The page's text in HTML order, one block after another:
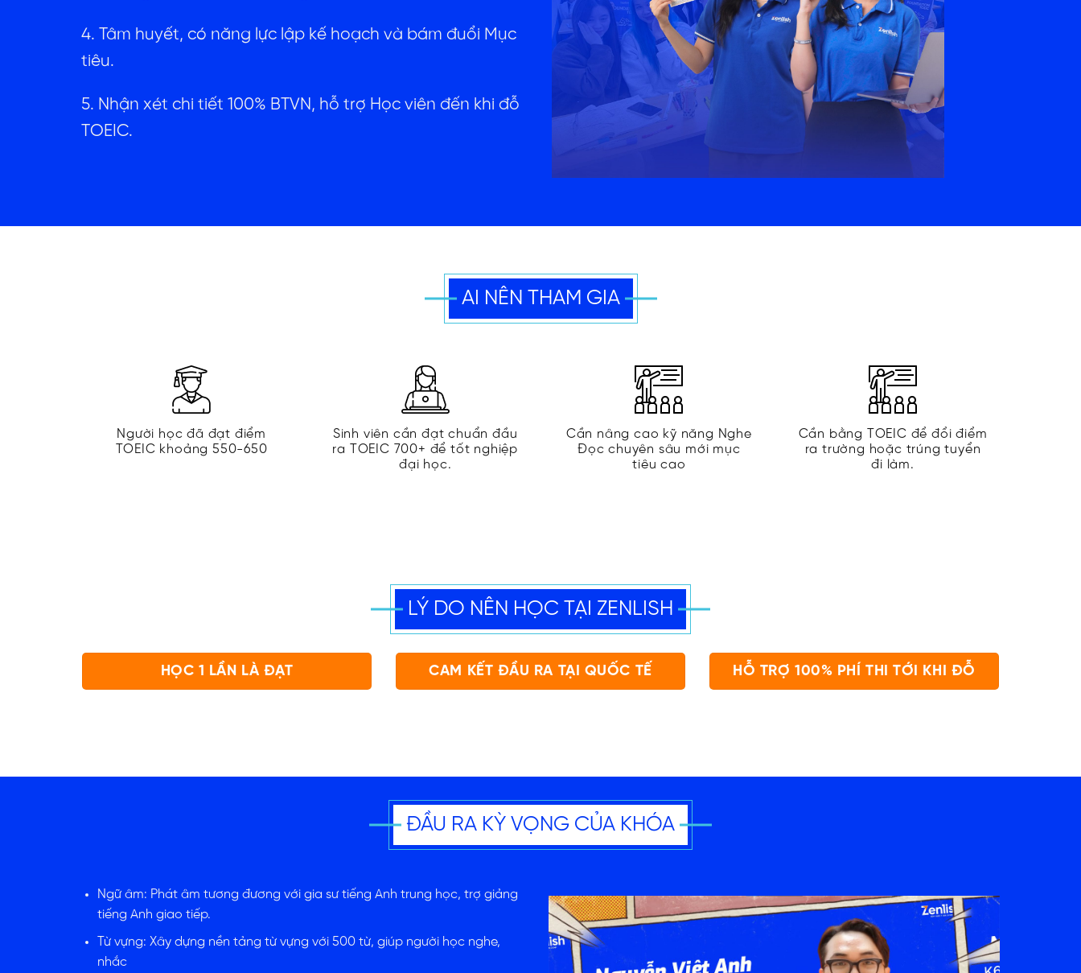
4. Tâm huyết, có năng lực lập kế hoạch và bám đuổi Mục
tiêu.
5. Nhận xét chi tiết 100% BTVN, hỗ trợ Học viên đến khi đỗ
TOEIC.
AI NÊN THAM GIA
Người học đã đạt điểm
TOEIC khoảng 550-650
Sinh viên cần đạt chuẩn đầu
ra TOEIC 700+ để tốt nghiệp
đại học.
Cần nâng cao kỹ năng Nghe
Đọc chuyên sâu mới mục
tiêu cao
Cần bằng TOEIC để đổi điểm
ra trường hoặc trúng tuyển
đi làm.
LÝ DO NÊN HỌC TẠI ZENLISH
HỌC 1 LẦN LÀ ĐẠT CAM KẾT ĐẦU RA TẠI QUỐC TẾ HỖ TRỢ 100% PHÍ THI TỚI KHI ĐỖ
ĐẦU RA KỲ VỌNG CỦA KHÓA
Ngữ âm: Phát âm tương đương với gia sư tiếng Anh trung học, trợ giảng
tiếng Anh giao tiếp.
Từ vựng: Xây dựng nền tảng từ vựng với 500 từ, giúp người học nghe,
nhắc